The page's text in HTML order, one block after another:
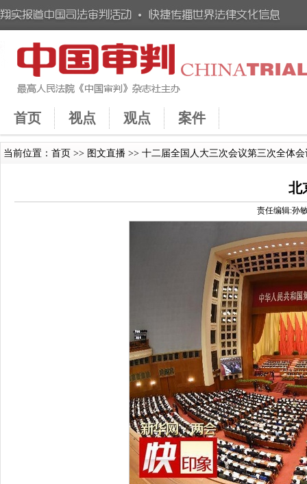
首页 视点 观点 案件
当前位置： 首页 >> 图文直播 >> 十二届全国人大三次会议第三次全体会
北
责任编辑:孙